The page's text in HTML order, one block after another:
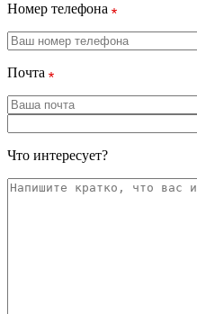
Номер телефона
Почта
Что интересует?